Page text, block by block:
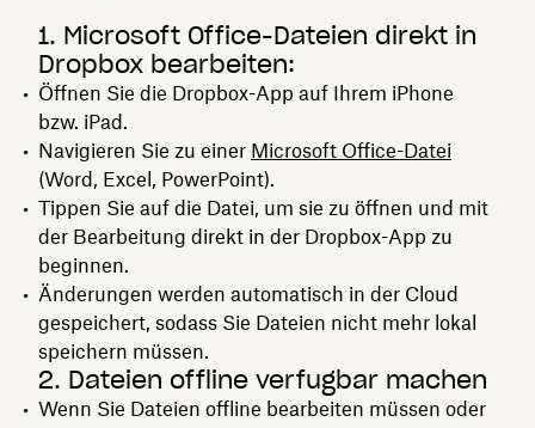
1. Microsoft Office-Dateien direkt in
Dropbox bearbeiten:
Öffnen Sie die Dropbox-App auf Ihrem iPhone
bzw. iPad.
Navigieren Sie zu einer Microsoft Office-Datei
(Word, Excel, PowerPoint).
Tippen Sie auf die Datei, um sie zu öffnen und mit
der Bearbeitung direkt in der Dropbox-App zu
beginnen.
Änderungen werden automatisch in der Cloud
gespeichert, sodass Sie Dateien nicht mehr lokal
speichern müssen.
2. Dateien offline verfügbar machen
Wenn Sie Dateien offline bearbeiten müssen oder